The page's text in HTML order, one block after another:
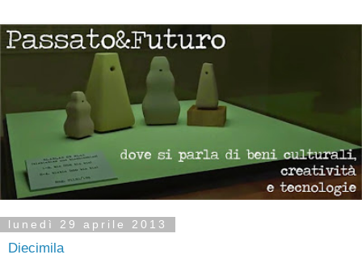
lunedì 29 aprile 2013
Diecimila